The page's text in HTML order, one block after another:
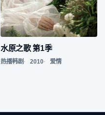
水原之歌 第1季
热播韩剧 2010 爱情